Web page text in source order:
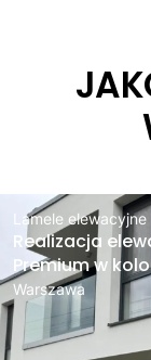
Lamele elewacyjne
Realizacja
Premium w
Warszawa